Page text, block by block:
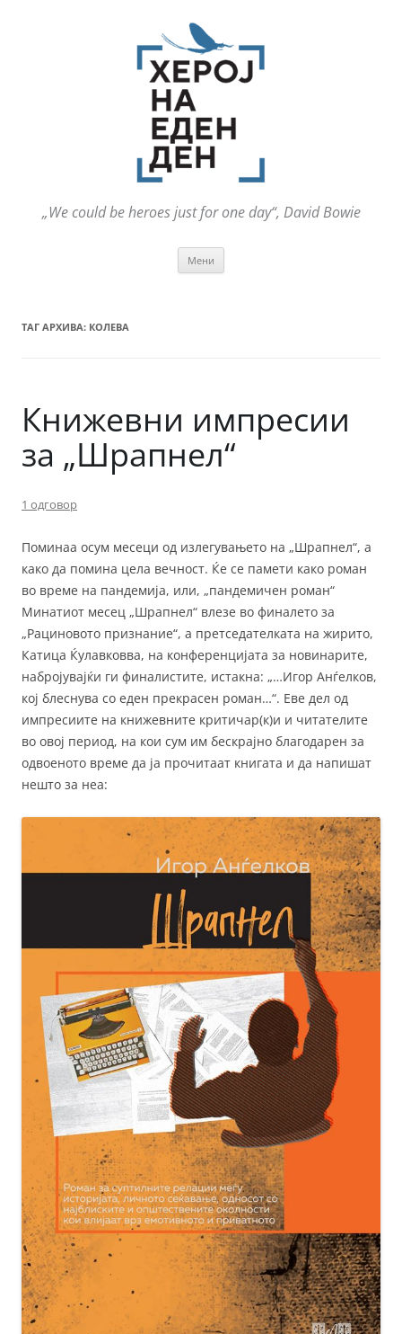
„We could be heroes just for one day“, David Bowie
Мени
ТАГ АРХИВА: КОЛЕВА
Книжевни импресии
за „Шрапнел“
1 одговор
Поминаа осум месеци од излегувањето на „Шрапнел“, а
како да помина цела вечност. Ќе се памети како роман
во време на пандемија, или, „пандемичен роман“
Минатиот месец „Шрапнел“ влезе во финалето за
„Рациновото признание“, а претседателката на жирито,
Катица Ќулавковва, на конференцијата за новинарите,
набројувајќи ги финалистите, истакна: „…Игор Анѓелков,
кој блеснува со еден прекрасен роман…“. Еве дел од
импресиите на книжевните критичар(к)и и читателите
во овој период, на кои сум им бескрајно благодарен за
одвоеното време да ја прочитаат книгата и да напишат
нешто за неа: